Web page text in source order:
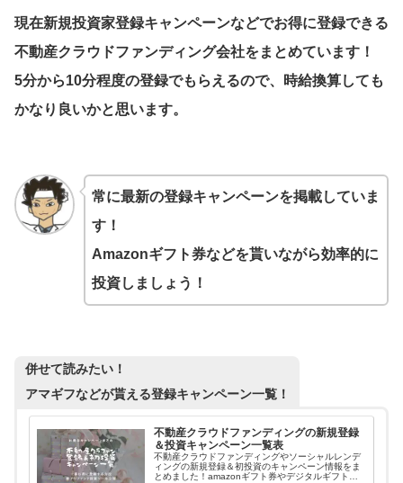
現在新規投資家登録キャンペーンなどでお得に登録できる
不動産クラウドファンディング会社をまとめています！
5分から10分程度の登録でもらえるので、時給換算しても
かなり良いかと思います。
常に最新の登録キャンペーンを掲載していま
す！
Amazonギフト券などを貰いながら効率的に
投資しましょう！
併せて読みたい！
アマギフなどが貰える登録キャンペーン一覧！
不動産クラウドファンディングの新規登録
＆投資キャンペーン一覧表
不動産クラウドファンディングやソーシャルレンデ
ィングの新規登録＆初投資のキャンペーン情報をま
とめました！amazonギフト券やデジタルギフトを